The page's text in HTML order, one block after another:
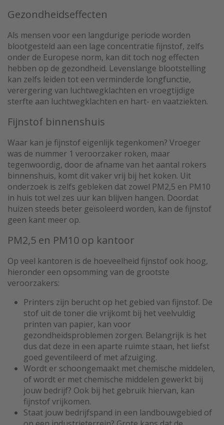
Gezondheidseffecten
Als mensen voor een langdurige periode worden
blootgesteld aan een lage concentratie fijnstof, zelfs
onder de Europese norm, kan dit toch nog effecten
hebben op de gezondheid. Levenslange blootstelling
kan zelfs leiden tot een verminderde longfunctie,
verergering van luchtwegklachten en vroegtijdige
sterfte aan luchtwegklachten en hart- en vaatziekten.
Fijnstof binnenshuis
Waar kan je fijnstof eigenlijk tegenkomen? Vroeger
was de nummer 1 veroorzaker roken, maar
tegenwoordig, door de afname van het aantal rokers
binnenshuis, komt dit vaker vrij bij het koken. Uit
onderzoek is zelfs gebleken dat zowel PM2,5 en PM10
in huis tot wel zes uur kan blijven hangen. Doordat
huizen steeds beter geïsoleerd worden, kan de fijnstof
geen kant meer op.
PM2,5 en PM10 op kantoor
Op veel kantoren is de hoeveelheid fijnstof ook hoog,
hieronder een opsomming van de grootste
veroorzakers:
Printers zijn berucht op het gebied van fijnstof. De
stof uit de toner die vrijkomt bij het veelvuldig
printen van papier, kan voor
gezondheidsproblemen zorgen. Belangrijk is het
dus dat deze in een aparte ruimte staan, het liefst
goed geventileerd of met afzuiging.
Wordt er schoongemaakt met chemische middelen,
of wordt er met chemische middelen gewerkt bij
jouw bedrijf? Ook bij het gebruik hiervan, kan
fijnstof vrijkomen.
Staat jouw bedrijfspand in een landbouwgebied of